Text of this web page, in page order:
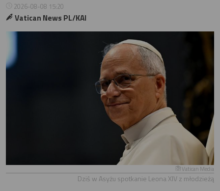
2026-08-08 15:20
Vatican News PL/KAI
Vatican Media
Dziś w Asyżu spotkanie Leona XIV z młodzieżą